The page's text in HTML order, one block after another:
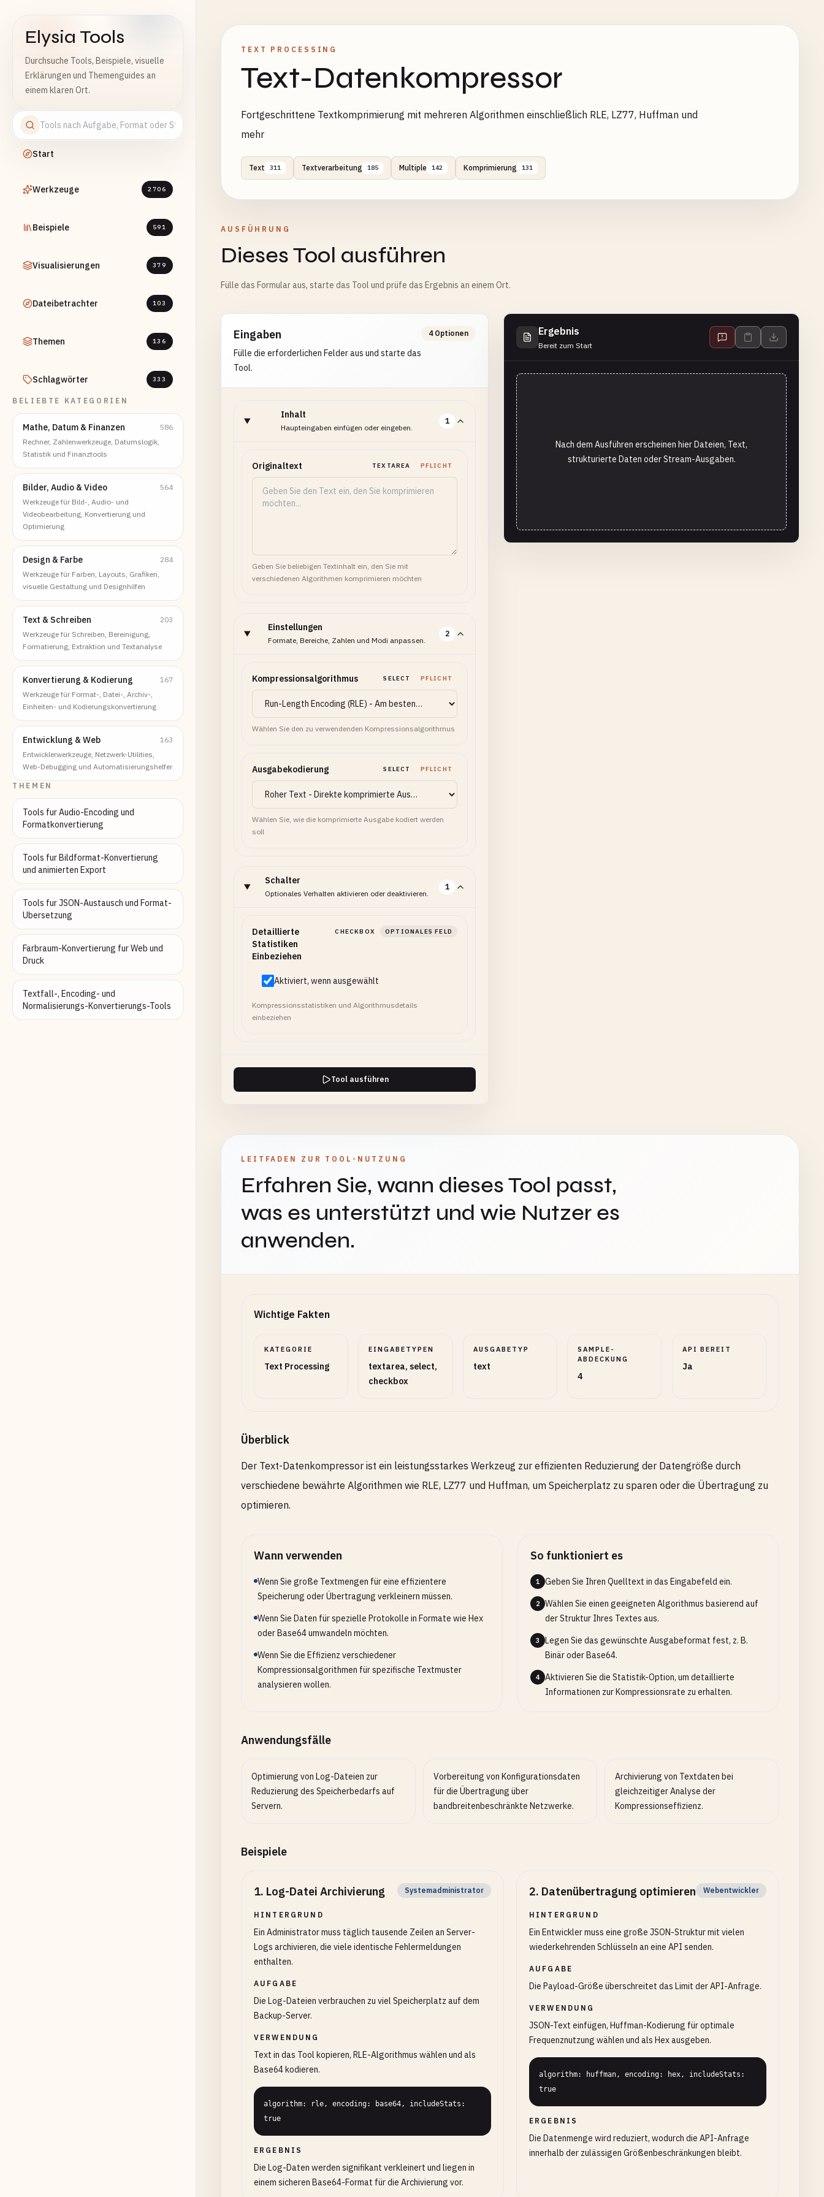
Elysia Tools
Durchsuche Tools, Beispiele, visuelle
Erklärungen und Themenguides an
einem klaren Ort.
Start
Werkzeuge 2706
Beispiele 591
Visualisierungen 379
Dateibetrachter 103
Themen 136
Schlagwörter 333
BELIEBTE KATEGORIEN
Mathe, Datum & Finanzen
586
Rechner, Zahlenwerkzeuge, Datumslogik,
Statistik und Finanztools
Bilder, Audio & Video
564
Werkzeuge für Bild-, Audio- und
Videobearbeitung, Konvertierung und
Optimierung
Design & Farbe
284
Werkzeuge für Farben, Layouts, Grafiken,
visuelle Gestaltung und Designhilfen
Text & Schreiben
203
Werkzeuge für Schreiben, Bereinigung,
Formatierung, Extraktion und Textanalyse
Konvertierung & Kodierung
167
Werkzeuge für Format-, Datei-, Archiv-,
Einheiten- und Kodierungskonvertierung
Entwicklung & Web
163
Entwicklerwerkzeuge, Netzwerk-Utilities,
Web-Debugging und Automatisierungshelfer
THEMEN
Tools fur Audio-Encoding und
Formatkonvertierung
Tools fur Bildformat-Konvertierung
und animierten Export
Tools fur JSON-Austausch und Format-
Ubersetzung
Farbraum-Konvertierung fur Web und
Druck
Textfall-, Encoding- und
Normalisierungs-Konvertierungs-Tools
TEXT PROCESSING
Text-Datenkompressor
Fortgeschrittene Textkomprimierung mit mehreren Algorithmen einschließlich RLE, LZ77, Huffman und
mehr
Text 311 Textverarbeitung 185 Multiple 142 Komprimierung 131
AUSFÜHRUNG
Dieses Tool ausführen
Fülle das Formular aus, starte das Tool und prüfe das Ergebnis an einem Ort.
Eingaben
Fülle die erforderlichen Felder aus und starte das
Tool.
4 Optionen
Inhalt
Haupteingaben einfügen oder eingeben.
1
Originaltext TEXTAREA PFLICHT
Geben Sie beliebigen Textinhalt ein, den Sie mit
verschiedenen Algorithmen komprimieren möchten
Einstellungen
Formate, Bereiche, Zahlen und Modi anpassen.
2
Kompressionsalgorithmus SELECT PFLICHT
Wählen Sie den zu verwendenden Kompressionsalgorithmus
Ausgabekodierung SELECT PFLICHT
Wählen Sie, wie die komprimierte Ausgabe kodiert werden
soll
Schalter
Optionales Verhalten aktivieren oder deaktivieren.
1
Detaillierte
Statistiken
Einbeziehen
CHECKBOX OPTIONALES FELD
Aktiviert, wenn ausgewählt
Kompressionsstatistiken und Algorithmusdetails
einbeziehen
Tool ausführen
Ergebnis
Bereit zum Start
Nach dem Ausführen erscheinen hier Dateien, Text,
strukturierte Daten oder Stream-Ausgaben.
LEITFADEN ZUR TOOL-NUTZUNG
Erfahren Sie, wann dieses Tool passt,
was es unterstützt und wie Nutzer es
anwenden.
Wichtige Fakten
KATEGORIE
Text Processing
EINGABETYPEN
textarea, select,
checkbox
AUSGABETYP
text
SAMPLE-
ABDECKUNG
4
API BEREIT
Ja
Überblick
Der Text-Datenkompressor ist ein leistungsstarkes Werkzeug zur effizienten Reduzierung der Datengröße durch
verschiedene bewährte Algorithmen wie RLE, LZ77 und Huffman, um Speicherplatz zu sparen oder die Übertragung zu
optimieren.
Wann verwenden
Wenn Sie große Textmengen für eine effizientere
Speicherung oder Übertragung verkleinern müssen.
Wenn Sie Daten für spezielle Protokolle in Formate wie Hex
oder Base64 umwandeln möchten.
Wenn Sie die Effizienz verschiedener
Kompressionsalgorithmen für spezifische Textmuster
analysieren wollen.
So funktioniert es
1 Geben Sie Ihren Quelltext in das Eingabefeld ein.
2
Wählen Sie einen geeigneten Algorithmus basierend auf
der Struktur Ihres Textes aus.
3
Legen Sie das gewünschte Ausgabeformat fest, z. B.
Binär oder Base64.
4
Aktivieren Sie die Statistik-Option, um detaillierte
Informationen zur Kompressionsrate zu erhalten.
Anwendungsfälle
Optimierung von Log-Dateien zur
Reduzierung des Speicherbedarfs auf
Servern.
Vorbereitung von Konfigurationsdaten
für die Übertragung über
bandbreitenbeschränkte Netzwerke.
Archivierung von Textdaten bei
gleichzeitiger Analyse der
Kompressionseffizienz.
Beispiele
1. Log-Datei Archivierung Systemadministrator
HINTERGRUND
Ein Administrator muss täglich tausende Zeilen an Server-
Logs archivieren, die viele identische Fehlermeldungen
enthalten.
AUFGABE
Die Log-Dateien verbrauchen zu viel Speicherplatz auf dem
Backup-Server.
VERWENDUNG
Text in das Tool kopieren, RLE-Algorithmus wählen und als
Base64 kodieren.
algorithm: rle, encoding: base64, includeStats:
true
ERGEBNIS
Die Log-Daten werden signifikant verkleinert und liegen in
einem sicheren Base64-Format für die Archivierung vor.
2. Datenübertragung optimieren Webentwickler
HINTERGRUND
Ein Entwickler muss eine große JSON-Struktur mit vielen
wiederkehrenden Schlüsseln an eine API senden.
AUFGABE
Die Payload-Größe überschreitet das Limit der API-Anfrage.
VERWENDUNG
JSON-Text einfügen, Huffman-Kodierung für optimale
Frequenznutzung wählen und als Hex ausgeben.
algorithm: huffman, encoding: hex, includeStats:
true
ERGEBNIS
Die Datenmenge wird reduziert, wodurch die API-Anfrage
innerhalb der zulässigen Größenbeschränkungen bleibt.